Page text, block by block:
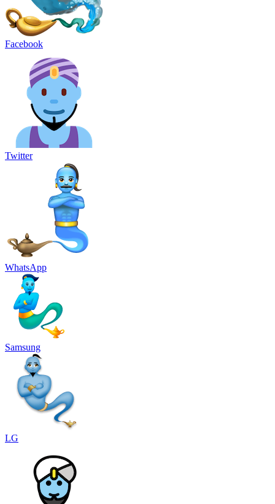
Facebook
Twitter
WhatsApp
Samsung
LG